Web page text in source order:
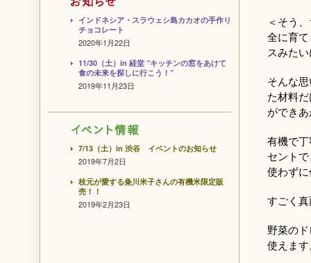
＜そう
全に育
スみた
そんな
た材料
ができ
有機で
セント
使わず
すごく
野菜の
使えま
インドネシア・スラウェシ島カカオの手作り
チョコレート
2020年1月22日
11/30（土）in 経堂 ”キッチンの窓をあけて
食の未来を探しに行こう！”
2019年11月23日
7/13（土）in 渋谷 イベントのお知らせ
2019年7月2日
枝元が愛する粂川米子さんの有機米限定販
売！！
2019年2月23日